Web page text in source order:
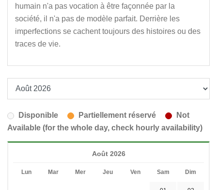
humain n'a pas vocation à être façonnée par la
société, il n'a pas de modèle parfait. Derrière les
imperfections se cachent toujours des histoires ou des
traces de vie.
Disponible Partiellement réservé
Not
Available (for the whole day, check hourly availability)
Août 2026
Lun Mar Mer Jeu Ven Sam Dim